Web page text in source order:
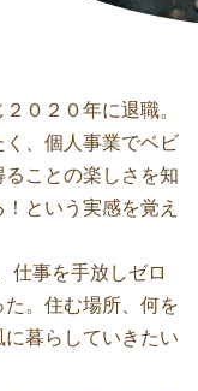
０２０年に退職。
、個人事業でベビ
ことの楽しさを知
という実感を覚え
仕事を手放しゼロ
。住む場所、何を
暮らしていきたい